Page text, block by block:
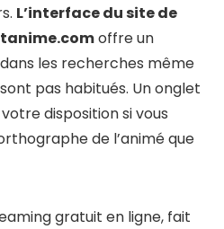
L’interface du site de
offre un
les recherches même
pas habitués. Un onglet
disposition si vous
de l’animé que
gratuit en ligne, fait